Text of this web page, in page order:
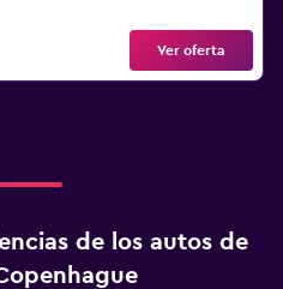
Ver oferta
de los autos de